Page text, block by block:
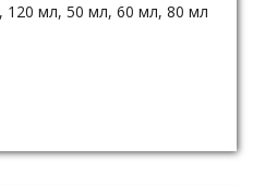
120 мл, 50 мл, 60 мл, 80 мл